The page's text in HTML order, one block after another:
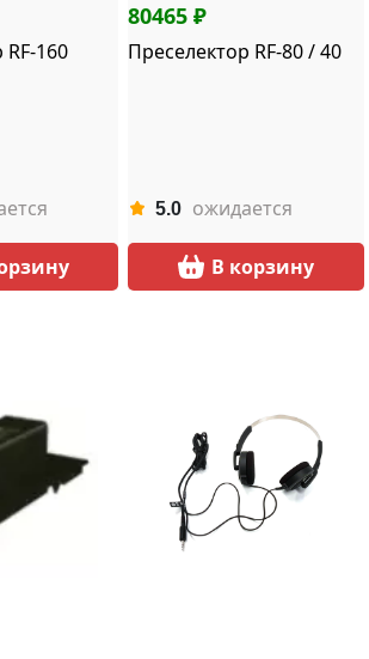
160
80465 ₽
Преселектор RF-80 / 40
5.0 ожидается
В корзину